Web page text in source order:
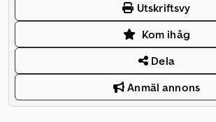
Utskriftsvy
Kom ihåg
Dela
Anmäl annons